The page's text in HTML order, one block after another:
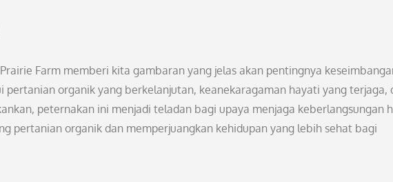
Farm memberi kita gambaran yang jelas akan pentingnya
pertanian organik yang berkelanjutan, keanekaragaman hayati yang terjaga,
peternakan ini menjadi teladan bagi upaya menjaga keberlangsungan
pertanian organik dan memperjuangkan kehidupan yang lebih sehat bagi